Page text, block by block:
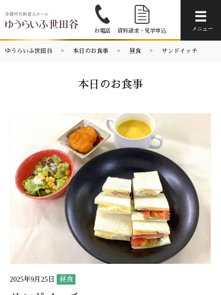
お電話 資料請求・見学申込 メニュー
ゆうらいふ世田谷 本日のお食事 昼食 サンドイッチ
本日のお食事
2025年9月25日 昼食